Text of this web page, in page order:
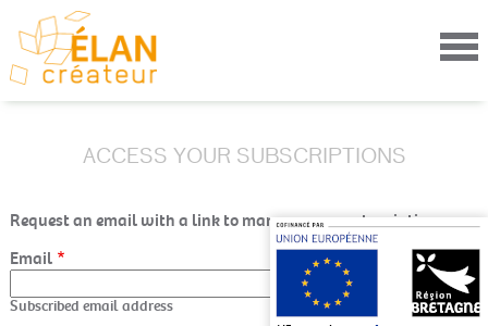
au
contenu
principal
ACCESS YOUR SUBSCRIPTIONS
Request an email with a link to manage your subscriptions.
Email
Subscribed email address